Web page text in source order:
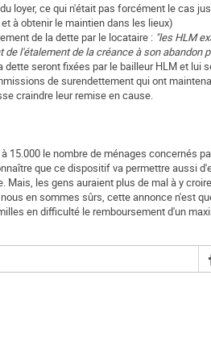
loyer, ce qui n'était pas forcément le cas
à obtenir le maintien dans les lieux)
de la dette par le locataire : "les HLM
l'étalement de la créance à son abandon
seront fixées par le bailleur HLM et lui
de surendettement qui ont
craindre leur remise en cause.
le nombre de ménages concernés
que ce dispositif va permettre aussi
les gens auraient plus de mal à y
en sommes sûrs, cette annonce n'est
en difficulté le remboursement d'un